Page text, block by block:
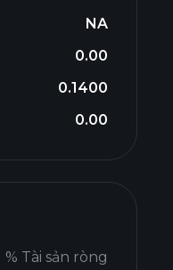
NA
0.00
0.1400
0.00
% Tài sản ròng